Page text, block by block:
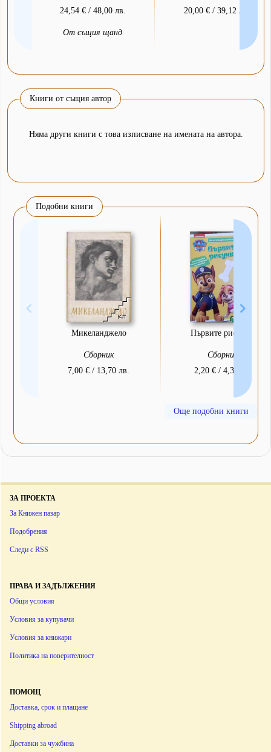
24,54 € / 48,00 лв.
От същия щанд
20,00 € / 39,12 лв.
Книги от същия автор
Няма други книги с това изписване на имената на автора.
Подобни книги
Микеланджело
Сборник
7,00 € / 13,70 лв.
Първите рисунки
Сборник
2,20 € / 4,30 лв.
Още подобни книги
ЗА ПРОЕКТА
За Книжен пазар
Подобрения
Следи с RSS
ПРАВА И ЗАДЪЛЖЕНИЯ
Общи условия
Условия за купувачи
Условия за книжари
Политика на поверителност
ПОМОЩ
Доставка, срок и плащане
Shipping abroad
Доставки за чужбина